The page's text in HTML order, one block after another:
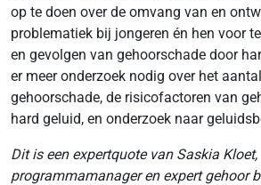
op te doen over de omvang van en
problematiek bij jongeren én hen voor
en gevolgen van gehoorschade door
er meer onderzoek nodig over het
gehoorschade, de risicofactoren van
hard geluid, en onderzoek naar
Dit is een expertquote van Saskia Kloet,
programmamanager en expert gehoor